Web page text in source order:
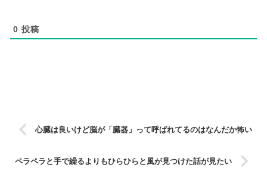
0 投稿
心臓は良いけど脳が「臓器」って呼ばれてるのはなんだか怖い
ペラペラと手で繰るよりもひらひらと風が見つけた話が見たい